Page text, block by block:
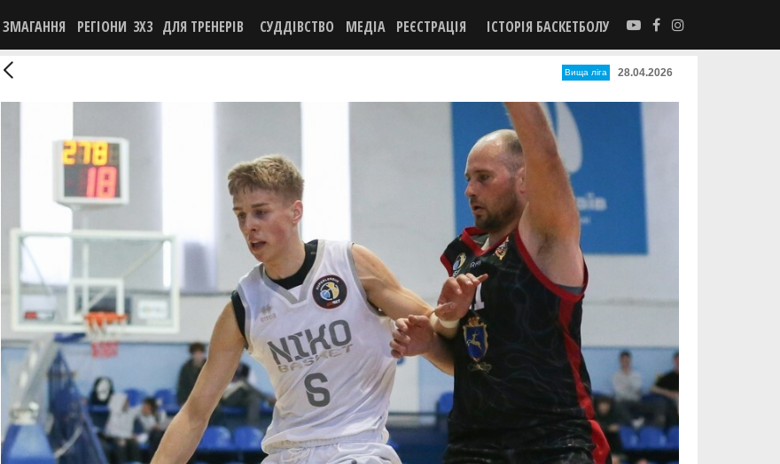
ЗМАГАННЯ РЕГІОНИ 3X3 ДЛЯ ТРЕНЕРІВ СУДДІВСТВО МЕДІА РЕЄСТРАЦІЯ ІСТОРІЯ БАСКЕТБОЛУ
Вища лiга 28.04.2026